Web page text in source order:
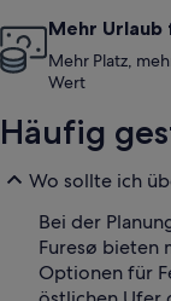
Mehr
Mehr Platz,
Wert
Häufig
Wo sollte ich
Bei der
Furesø bieten
Optionen für